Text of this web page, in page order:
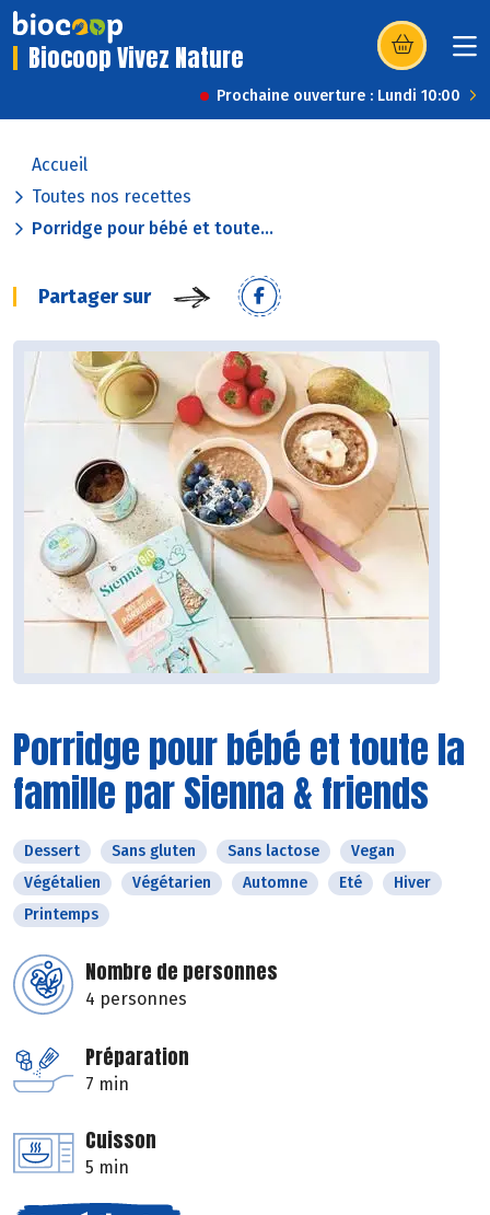
Biocoop Vivez Nature (s’ouvre dans
Prochaine ouverture : Lundi 10:00
Accueil
Toutes nos recettes
Porridge pour bébé et toute...
Partager sur
Porridge pour bébé et toute la
famille par Sienna & friends
Dessert Sans gluten Sans lactose
Vegan
Végétalien
Végétarien Automne Eté
Hiver
Printemps
Nombre de personnes
4 personnes
Préparation
7 min
Cuisson
5 min